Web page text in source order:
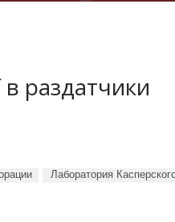
раздатчики
Лаборатория